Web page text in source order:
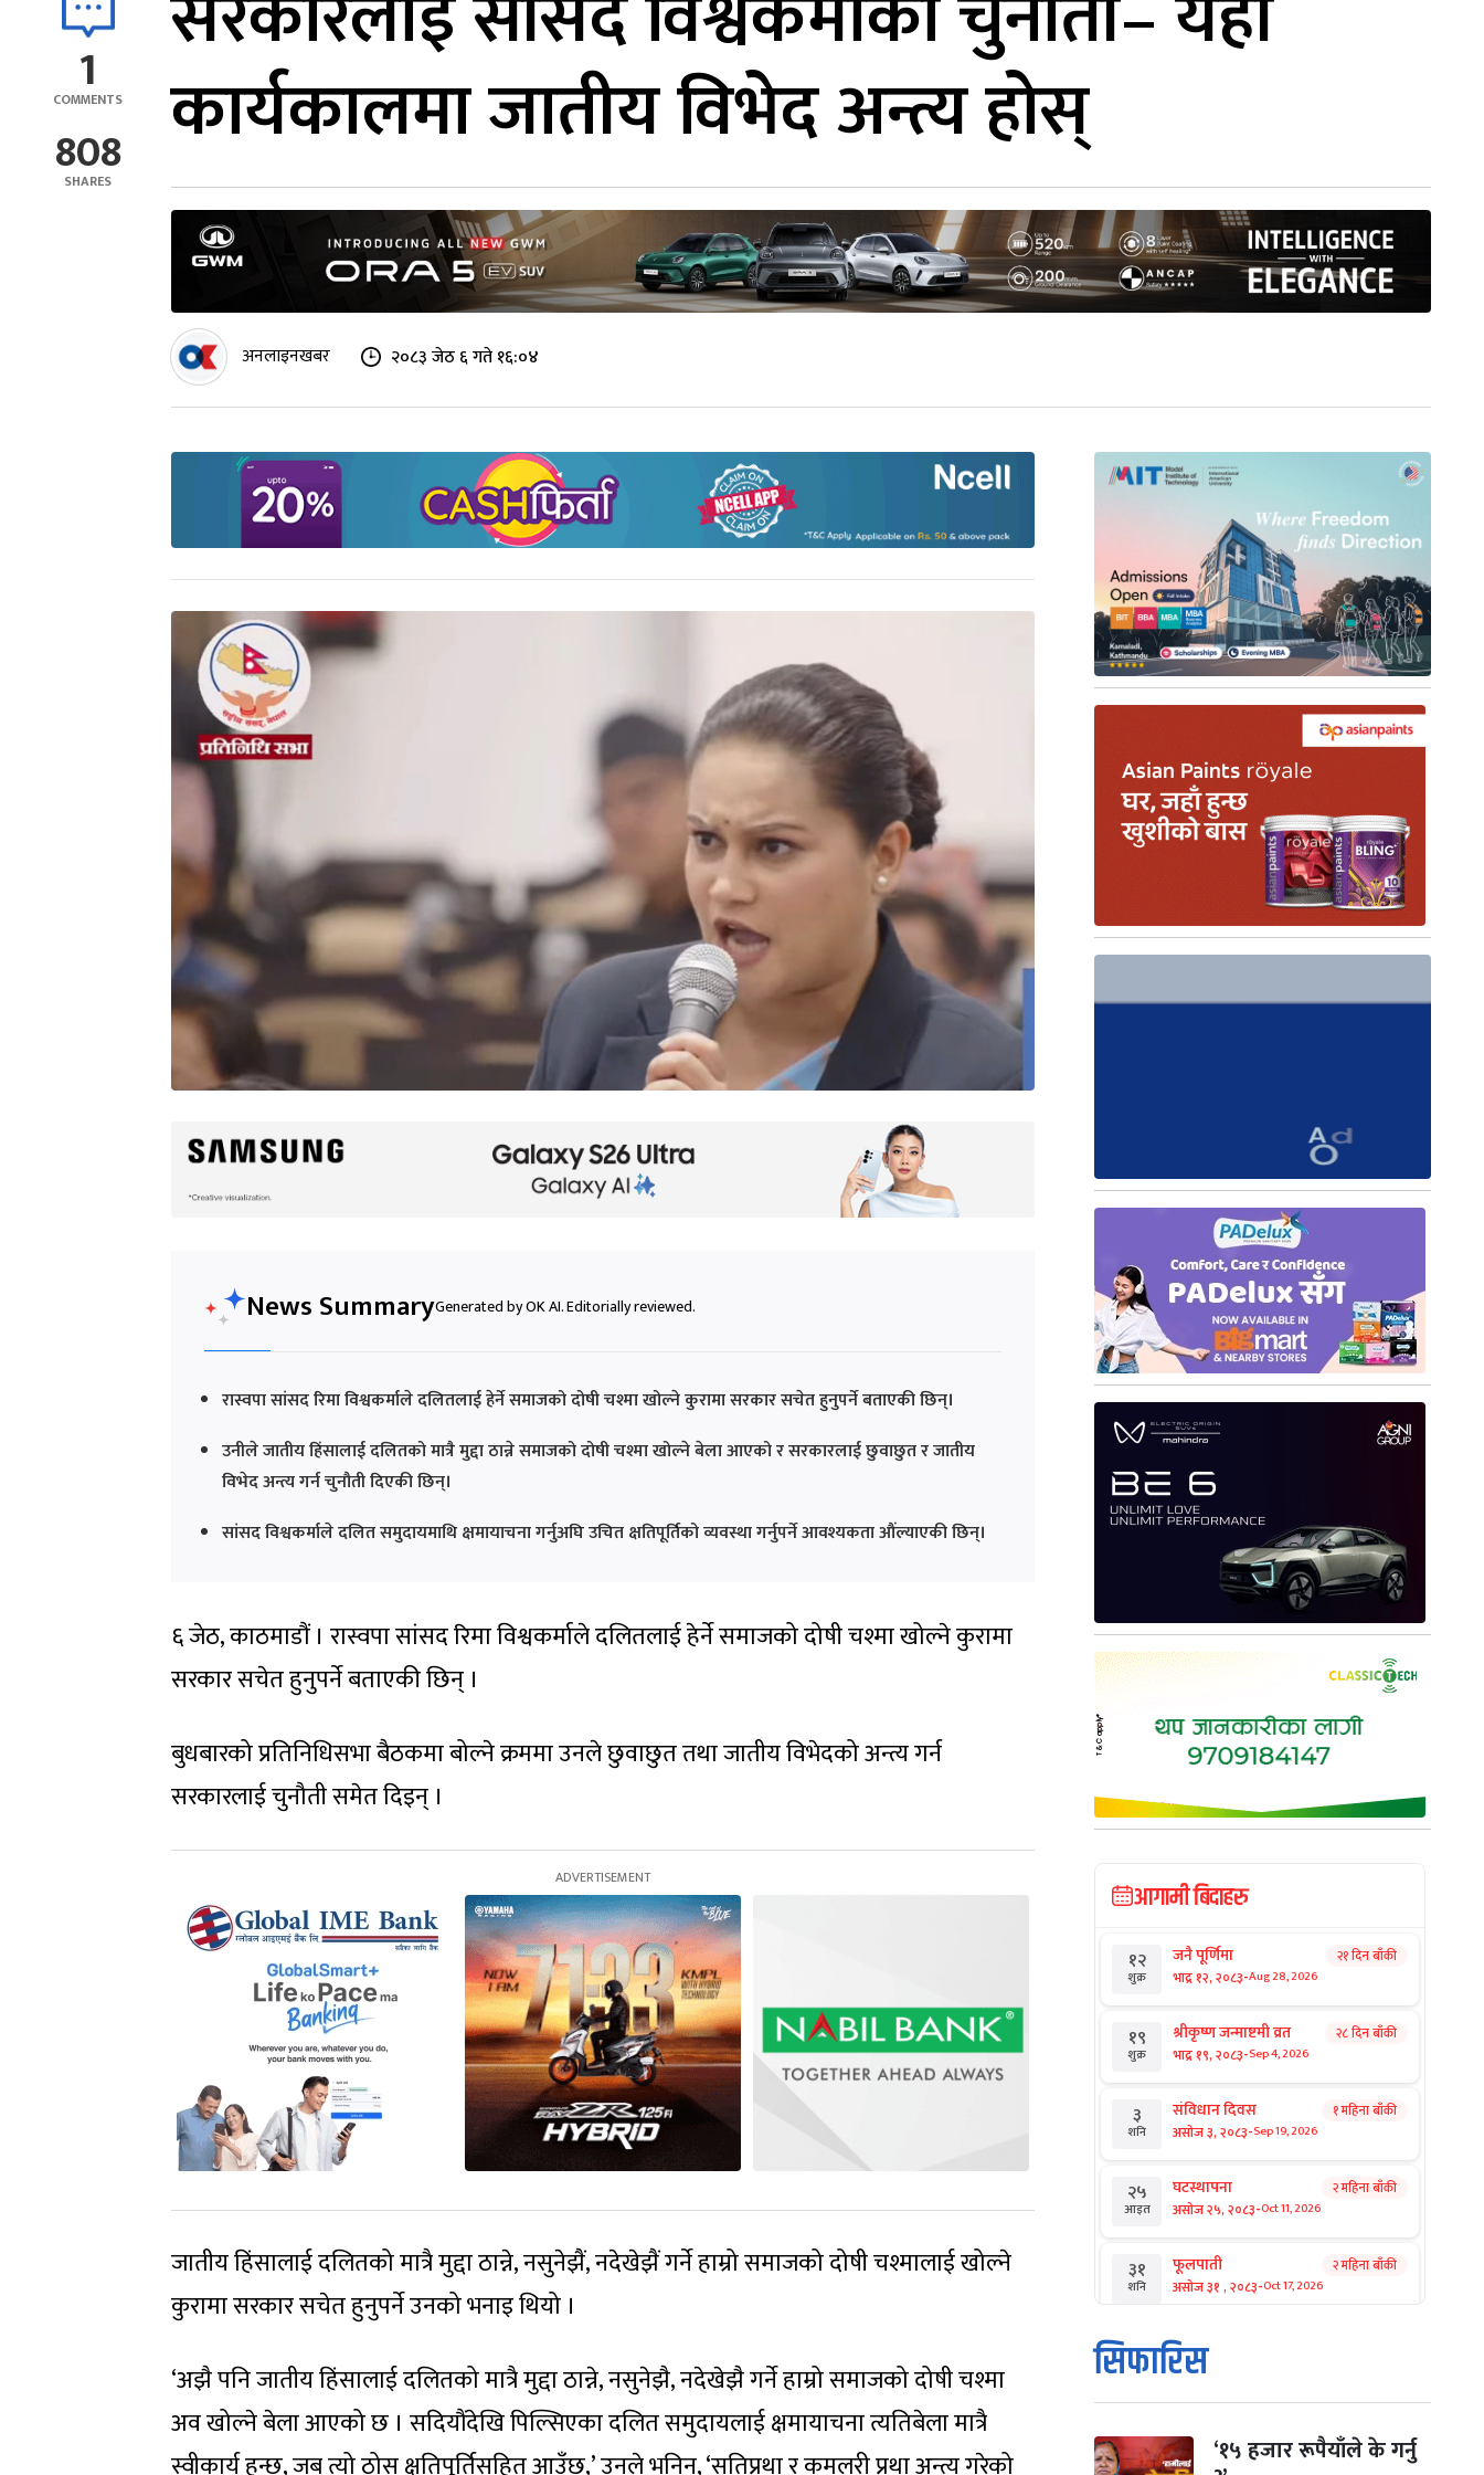
1
COMMENTS
808
SHARES
कार्यकालमा जातीय विभेद अन्त्य होस्
अनलाइनखबर २०८३ जेठ ६ गते १६:०४
News SummaryGenerated by OK AI. Editorially reviewed.
रास्वपा सांसद रिमा विश्वकर्माले दलितलाई हेर्ने समाजको दोषी चश्मा खोल्ने कुरामा सरकार सचेत हुनुपर्ने बताएकी छिन्।
उनीले जातीय हिंसालाई दलितको मात्रै मुद्दा ठान्ने समाजको दोषी चश्मा खोल्ने बेला आएको र सरकारलाई छुवाछुत र जातीय
विभेद अन्त्य गर्न चुनौती दिएकी छिन्।
सांसद विश्वकर्माले दलित समुदायमाथि क्षमायाचना गर्नुअघि उचित क्षतिपूर्तिको व्यवस्था गर्नुपर्ने आवश्यकता औंल्याएकी छिन्।
६ जेठ, काठमाडौं । रास्वपा सांसद रिमा विश्वकर्माले दलितलाई हेर्ने समाजको दोषी चश्मा खोल्ने कुरामा
सरकार सचेत हुनुपर्ने बताएकी छिन् ।
बुधबारको प्रतिनिधिसभा बैठकमा बोल्ने क्रममा उनले छुवाछुत तथा जातीय विभेदको अन्त्य गर्न
सरकारलाई चुनौती समेत दिइन् ।
जातीय हिंसालाई दलितको मात्रै मुद्दा ठान्ने, नसुनेझैं, नदेखेझैं गर्ने हाम्रो समाजको दोषी चश्मालाई खोल्ने
कुरामा सरकार सचेत हुनुपर्ने उनको भनाइ थियो ।
‘अझै पनि जातीय हिंसालाई दलितको मात्रै मुद्दा ठान्ने, नसुनेझै, नदेखेझै गर्ने हाम्रो समाजको दोषी चश्मा
अव खोल्ने बेला आएको छ । सदियौंदेखि पिल्सिएका दलित समुदायलाई क्षमायाचना त्यतिबेला मात्रै
स्वीकार्य हुन्छ, जब त्यो ठोस क्षतिपूर्तिसहित आउँछ,’ उनले भनिन्, ‘सतिप्रथा र कमलरी प्रथा अन्त्य गरेको
आगामी बिदाहरु
१२
शुक्र
जनै पूर्णिमा
भाद्र १२, २०८३-Aug 28, 2026
२१ दिन बाँकी
१९
शुक्र
श्रीकृष्ण जन्माष्टमी व्रत
भाद्र १९, २०८३-Sep 4, 2026
२८ दिन बाँकी
३
शनि
संविधान दिवस
असोज ३, २०८३-Sep 19, 2026
१ महिना बाँकी
२५
आइत
घटस्थापना
असोज २५, २०८३-Oct 11, 2026
२ महिना बाँकी
३१
शनि
फूलपाती
असोज ३१ , २०८३-Oct 17, 2026
२ महिना बाँकी
१
आइत
कार्तिक सङ्क्रान्ति
कार्तिक १, २०८३
मंगल कार्तिक ३, २०८३-Oct 20, 2026
सिफारिस
‘१५ हजार रूपैयाँले के गर्नु